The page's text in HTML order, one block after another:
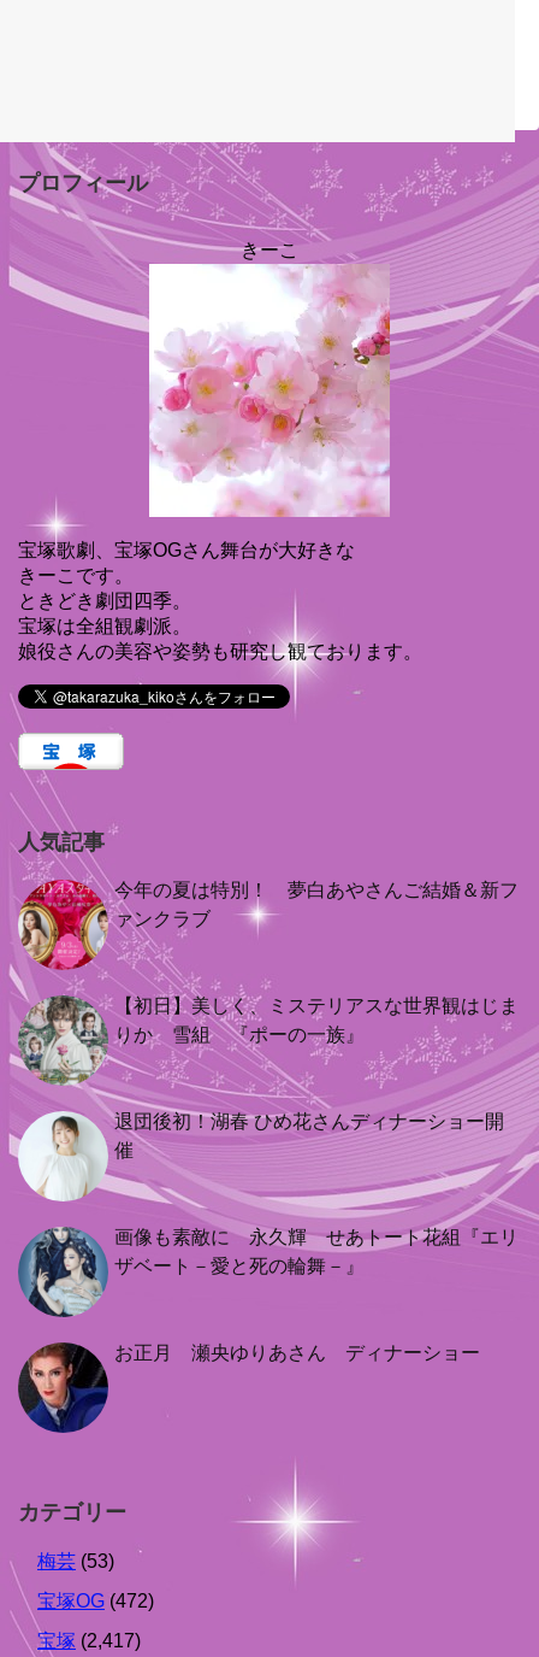
プロフィール
きーこ
宝塚歌劇、宝塚OGさん舞台が大好きな
きーこです。
ときどき劇団四季。
宝塚は全組観劇派。
娘役さんの美容や姿勢も研究し観ております。
人気記事
今年の夏は特別！ 夢白あやさんご結婚＆新フ
ァンクラブ
【初日】美しく、ミステリアスな世界観はじま
りか 雪組 『ポーの一族』
退団後初！湖春 ひめ花さんディナーショー開
催
画像も素敵に 永久輝 せあトート花組『エリ
ザベート－愛と死の輪舞－』
お正月 瀬央ゆりあさん ディナーショー
カテゴリー
梅芸 (53)
宝塚OG (472)
宝塚 (2,417)